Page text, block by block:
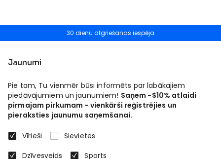
30 dienu atgriešanas iespēja
Jaunumi
Pie tam, Tu vienmēr būsi informēts par labākajiem
piedāvājumiem un jaunumiem! Saņem -$10% atlaidi
pirmajam pirkumam - vienkārši reģistrējies un
pieraksties jaunumu saņemšanai.
Vīrieši
Sievietes
Dzīvesveids
Sports